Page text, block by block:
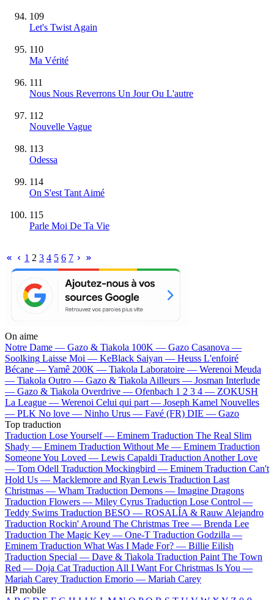
109
Let's Twist Again
110
Ma Vérité
111
Nous Nous Reverrons Un Jour Ou L'autre
112
Nouvelle Vague
113
Odessa
114
On S'est Tant Aimé
115
Parle Moi De Ta Vie
1 2 3 4 5 6 7
On aime
Notre Dame — Gazo & Tiakola 100K — Gazo Casanova —
Soolking Laisse Moi — KeBlack Saiyan — Heuss L'enfoiré
Bécane —Yamê 200K — Tiakola Laboratoire — Werenoi Meuda
— Tiakola Outro — Gazo & Tiakola Ailleurs — Josman Interlude
— Gazo & Tiakola Overdrive — Ofenbach 1 2 3 4 — ZOKUSH
La League — Werenoi Celui qui part — Joseph Kamel Nouvelles
— PLK No love — Ninho Urus — Favé (FR) DIE — Gazo
Top traduction
Traduction Lose Yourself — Eminem Traduction The Real Slim
Shady — Eminem Traduction Without Me — Eminem Traduction
Someone You Loved — Lewis Capaldi Traduction Another Love
— Tom Odell Traduction Mockingbird — Eminem Traduction Can't
Hold Us — Macklemore and Ryan Lewis Traduction Last
Christmas — Wham Traduction Demons — Imagine Dragons
Traduction Flowers — Miley Cyrus Traduction Lose Control —
Teddy Swims Traduction BESO — ROSALÍA & Rauw Alejandro
Traduction Rockin' Around The Christmas Tree — Brenda Lee
Traduction The Magic Key — One-T Traduction Godzilla —
Eminem Traduction What Was I Made For? — Billie Eilish
Traduction Special — Dave & Tiakola Traduction Paint The Town
Red — Doja Cat Traduction All I Want For Christmas Is You —
Mariah Carey Traduction Emorio — Mariah Carey
HP mobile